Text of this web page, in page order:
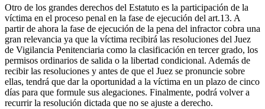
Otro de los grandes derechos del Estatuto es la participación de la
víctima en el proceso penal en la fase de ejecución del art.13. A
partir de ahora la fase de ejecución de la pena del infractor cobra una
gran relevancia ya que la víctima recibirá las resoluciones del Juez
de Vigilancia Penitenciaria como la clasificación en tercer grado, los
permisos ordinarios de salida o la libertad condicional. Además de
recibir las resoluciones y antes de que el Juez se pronuncie sobre
ellas, tendrá que dar la oportunidad a la víctima en un plazo de cinco
días para que formule sus alegaciones. Finalmente, podrá volver a
recurrir la resolución dictada que no se ajuste a derecho.